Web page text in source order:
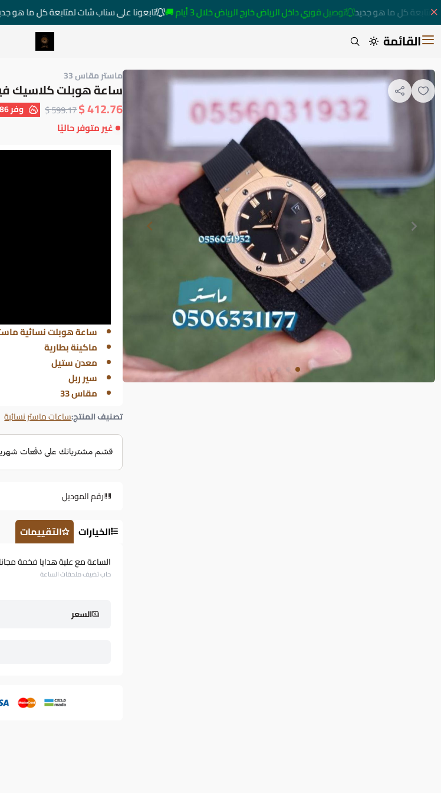
كل ما هو جديد توصيل فوري داخل الرياض خارج الرياض خلال 3 أيام 🚚 تابعونا على سناب شات لمتابعة كل ما هو جديد
القائمة متجر ساعات
ماستر مقاس 33
ساعة هوبلت كلاسيك
412.76 $
599.17 $ وفر$
غير متوفر حاليًا
ساعة هوبلت نسائية
ماكينة بطارية
معدن ستيل
سير ربل
مقاس 33
تصنيف المنتج:ساعات ماستر نسائية
رقم الموديل
الخيارات التقييمات
الساعة مع علبة هدايا فخمة مجانا
حاب تضيف ملحقات الساعة
السعر